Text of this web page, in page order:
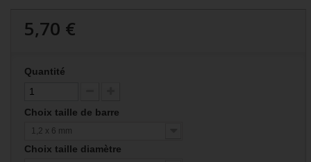
5,70 €
Quantité
Choix taille de barre
1,2 x 6 mm
Choix taille diamètre